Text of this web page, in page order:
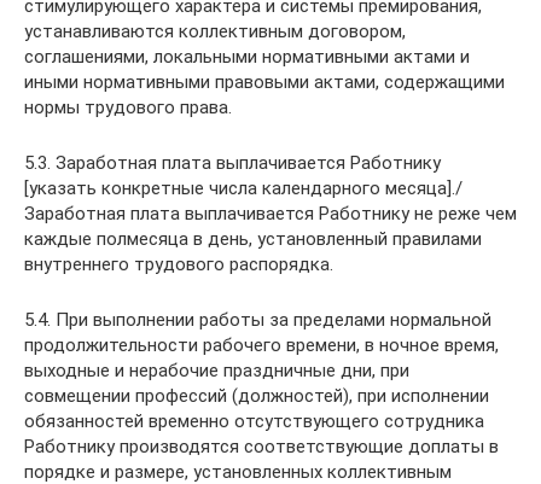
стимулирующего характера и системы премирования,
устанавливаются коллективным договором,
соглашениями, локальными нормативными актами и
иными нормативными правовыми актами, содержащими
нормы трудового права.
5.3. Заработная плата выплачивается Работнику
[указать конкретные числа календарного месяца]./
Заработная плата выплачивается Работнику не реже чем
каждые полмесяца в день, установленный правилами
внутреннего трудового распорядка.
5.4. При выполнении работы за пределами нормальной
продолжительности рабочего времени, в ночное время,
выходные и нерабочие праздничные дни, при
совмещении профессий (должностей), при исполнении
обязанностей временно отсутствующего сотрудника
Работнику производятся соответствующие доплаты в
порядке и размере, установленных коллективным